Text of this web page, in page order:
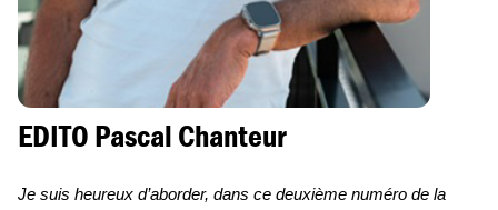
EDITO Pascal Chanteur
Je suis heureux d’aborder, dans ce deuxième numéro de la